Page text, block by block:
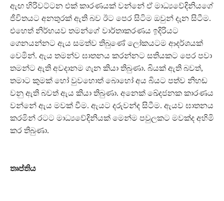
ඇඟ හිරිවට්ටන එක් කාරණයක් වන්නේ ඒ මාධ්‍යවේදිනියගේ
ජීවිතයට අනතුරක් ඇති බව ඊට පෙර සිටිම ඔවුන් දැන සිටීම.
එහෙත් නිර්භයව තමන්ගේ වාර්තාකරණය ඉදිරියට
ගෙනයන්නට ඇය සමත්ව තිබුණේ ලෝකයටම ආදර්ශයක්
වෙමින්. ඇය තමන්ව ඝාතනය කරන්නට සතියකට පෙර පවා
තමන්ට ඇති අවදානම ගැන කියා තිබුණා. බියක් ඇති බවත්,
තමාට කුමක් හෝ වුවහොත් බොහෝ අය බියට පත්ව නිහඬ
වනු ඇති බවත් ඇය කියා තිබුණා. අනෙක් ඛේදජනක කාරණය
වන්නේ ඇය මවක් වීම. ඇයට දරුවන්ද සිටීම. ඇයව ඝාතනය
කරමින් රටට මාධ්‍යවේදිනියක් මෙන්ම පවුලකට මවක්ද අහිමි
කර තිබුණා.
තෘප්තිය